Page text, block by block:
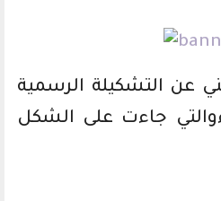
عن التشكيلة الرسمية
جاءت على الشكل